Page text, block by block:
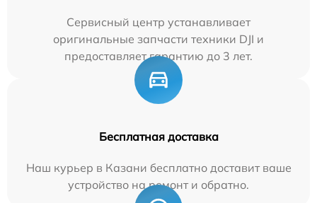
Сервисный центр устанавливает
оригинальные запчасти техники DJI и
предоставляет гарантию до 3 лет.
Бесплатная доставка
Наш курьер в Казани бесплатно доставит ваше
устройство на ремонт и обратно.